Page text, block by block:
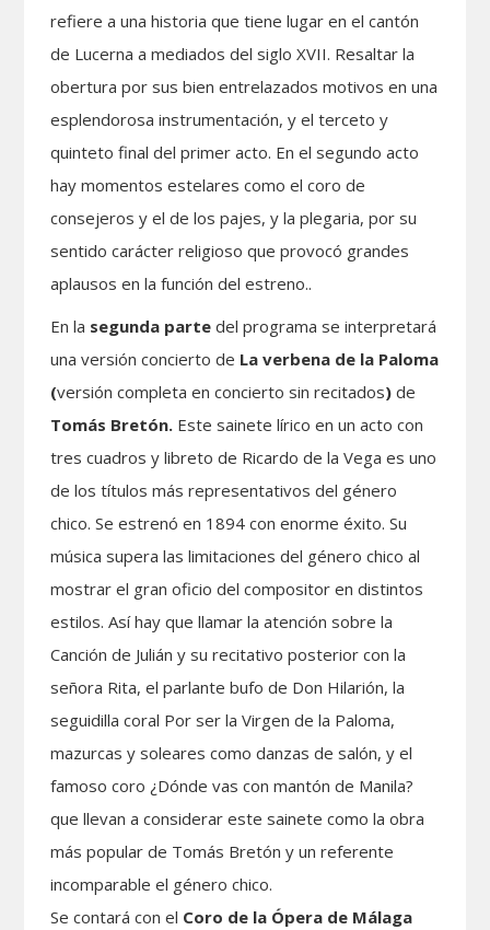
refiere a una historia que tiene lugar en el cantón
de Lucerna a mediados del siglo XVII. Resaltar la
obertura por sus bien entrelazados motivos en una
esplendorosa instrumentación, y el terceto y
quinteto final del primer acto. En el segundo acto
hay momentos estelares como el coro de
consejeros y el de los pajes, y la plegaria, por su
sentido carácter religioso que provocó grandes
aplausos en la función del estreno..
En la segunda parte del programa se interpretará
una versión concierto de La verbena de la Paloma
(versión completa en concierto sin recitados)de
Tomás Bretón. Este sainete lírico en un acto con
tres cuadros y libreto de Ricardo de la Vega es uno
de los títulos más representativos del género
chico. Se estrenó en 1894 con enorme éxito. Su
música supera las limitaciones del género chico al
mostrar el gran oficio del compositor en distintos
estilos. Así hay que llamar la atención sobre la
Canción de Julián y su recitativo posterior con la
señora Rita, el parlante bufo de Don Hilarión, la
seguidilla coral Por ser la Virgen de la Paloma,
mazurcas y soleares como danzas de salón, y el
famoso coro ¿Dónde vas con mantón de Manila?
que llevan a considerar este sainete como la obra
más popular de Tomás Bretón y un referente
incomparable el género chico.
Se contará con el Coro de la Ópera de Málaga